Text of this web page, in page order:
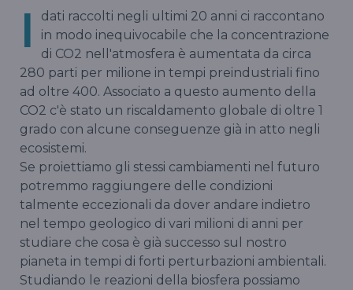
I
dati raccolti negli ultimi 20 anni ci raccontano
in modo inequivocabile che la concentrazione
di CO2 nell'atmosfera è aumentata da circa
280 parti per milione in tempi preindustriali fino
ad oltre 400. Associato a questo aumento della
CO2 c'è stato un riscaldamento globale di oltre 1
grado con alcune conseguenze già in atto negli
ecosistemi.
Se proiettiamo gli stessi cambiamenti nel futuro
potremmo raggiungere delle condizioni
talmente eccezionali ​​​​da dover andare indietro
nel tempo geologico di vari milioni di anni per
studiare che cosa è già successo sul nostro
pianeta in tempi di forti perturbazioni ambientali.
​​​​​​Studiando le reazioni della biosfera possiamo